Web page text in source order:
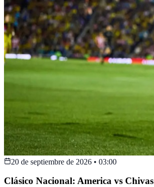
20 de septiembre de 2026 • 03:00
Clásico Nacional: America vs Chivas